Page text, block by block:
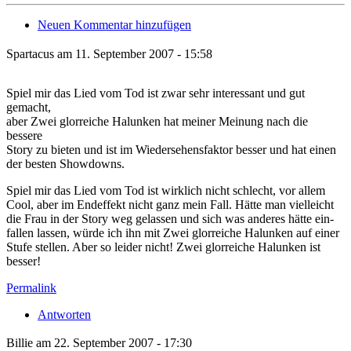
Neuen Kommentar hinzufügen
Spartacus am 11. September 2007 - 15:58
Spiel mir das Lied vom Tod ist zwar sehr interessant und gut
gemacht,
aber Zwei glorreiche Halunken hat meiner Meinung nach die
bessere
Story zu bieten und ist im Wiedersehensfaktor besser und hat einen
der besten Showdowns.
Spiel mir das Lied vom Tod ist wirklich nicht schlecht, vor allem
Cool, aber im Endeffekt nicht ganz mein Fall. Hätte man vielleicht
die Frau in der Story weg gelassen und sich was anderes hätte ein-
fallen lassen, würde ich ihn mit Zwei glorreiche Halunken auf einer
Stufe stellen. Aber so leider nicht! Zwei glorreiche Halunken ist
besser!
Permalink
Antworten
Billie am 22. September 2007 - 17:30